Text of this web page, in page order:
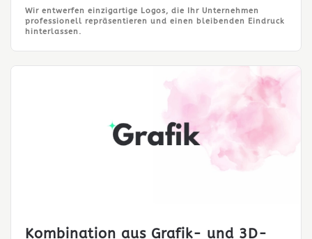
Wir entwerfen einzigartige Logos, die Ihr Unternehmen
professionell repräsentieren und einen bleibenden Eindruck
hinterlassen.
Kombination aus Grafik- und 3D-